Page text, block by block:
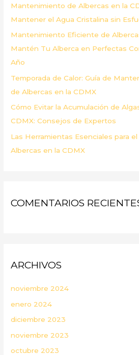
o
r
:
Mantenimiento de Albercas en la
Mantener el Agua Cristalina sin
Mantenimiento Eficiente de
Mantén Tu Alberca en Perfectas
Año
Temporada de Calor: Guía de
de Albercas en la CDMX
Cómo Evitar la Acumulación de
CDMX: Consejos de Expertos
Las Herramientas Esenciales para
Albercas en la CDMX
COMENTARIOS
ARCHIVOS
noviembre 2024
enero 2024
diciembre 2023
noviembre 2023
octubre 2023